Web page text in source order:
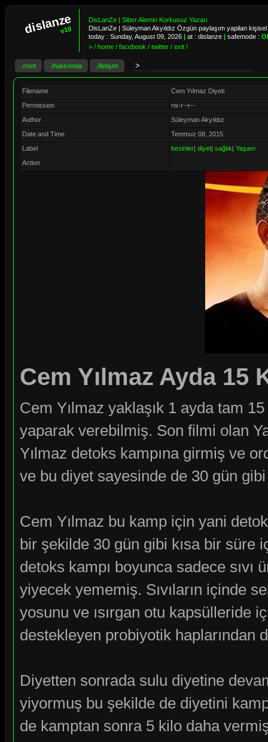
dislanze
v10
DisLanZe | Siber Alemin Korkusuz Yazarı
DisLanZe | Süleyman Akyıldız Özgün paylaşım yapilan
today : Sunday, August 09, 2026 at : dislanze safemode :
> / home / facebook / twitter / exit /
./root ./hakkımda ./iletişim
Filename
Cem Yılmaz Diyeti
Permission
rw-r--r--
Author
Süleyman Akyıldız
Date and Time
Temmuz 08, 2015
Label
besinler| diyet| sağlık| Yaşam
Action
Cem Yılmaz Ayda 15
Cem Yılmaz yaklaşık 1 ayda tam
yaparak verebilmiş. Son filmi olan
Yılmaz detoks kampına girmiş ve
ve bu diyet sayesinde de 30 gün
Cem Yılmaz bu kamp için yani
bir şekilde 30 gün gibi kısa bir süre
detoks kampı boyunca sadece sıvı
yiyecek yememiş. Sıvıların içinde
yosunu ve ısırgan otu kapsülleride
destekleyen probiyotik haplarından
Diyetten sonrada sulu diyetine
yiyormuş bu şekilde de diyetini
de kamptan sonra 5 kilo daha